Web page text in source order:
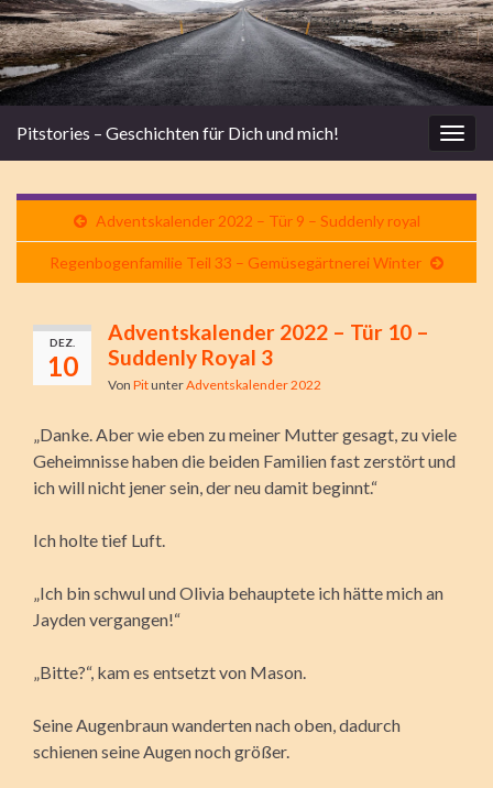
Pitstories – Geschichten für Dich und mich!
Adventskalender 2022 – Tür 9 – Suddenly royal
Regenbogenfamilie Teil 33 – Gemüsegärtnerei Winter
DEZ.
10
Adventskalender 2022 – Tür 10 –
Suddenly Royal 3
Von PitunterAdventskalender 2022
„Danke. Aber wie eben zu meiner Mutter gesagt, zu viele
Geheimnisse haben die beiden Familien fast zerstört und
ich will nicht jener sein, der neu damit beginnt.“
Ich holte tief Luft.
„Ich bin schwul und Olivia behauptete ich hätte mich an
Jayden vergangen!“
„Bitte?“, kam es entsetzt von Mason.
Seine Augenbraun wanderten nach oben, dadurch
schienen seine Augen noch größer.